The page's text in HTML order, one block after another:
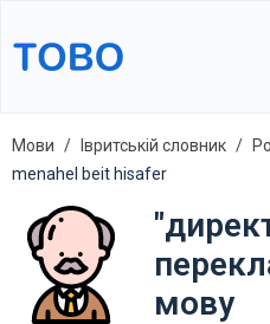
Мови Івритській словник
menahel beit hisafer
мову